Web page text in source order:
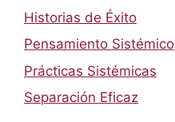
Historias de Éxito
Pensamiento Sistémico
Prácticas Sistémicas
Separación Eficaz